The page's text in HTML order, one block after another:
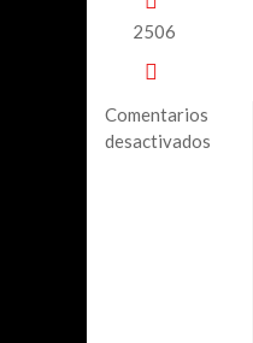
2506
Comentarios
desactivados